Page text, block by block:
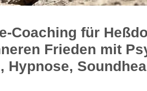
Coaching für
Frieden mit
Hypnose,